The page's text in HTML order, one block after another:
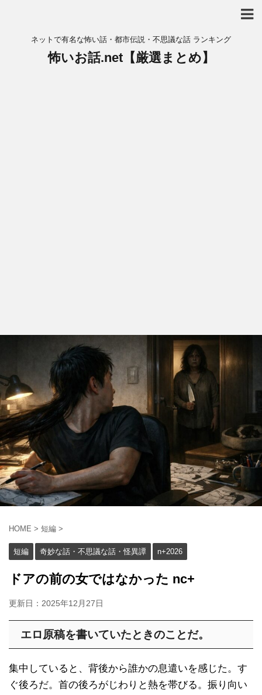
ネットで有名な怖い話・都市伝説・不思議な話 ランキング
怖いお話.net【厳選まとめ】
HOME > 短編 >
短編 奇妙な話・不思議な話・怪異譚 n+2026
ドアの前の女ではなかった nc+
更新日： 2025年12月27日
エロ原稿を書いていたときのことだ。
集中していると、背後から誰かの息遣いを感じた。す
ぐ後ろだ。首の後ろがじわりと熱を帯びる。振り向い